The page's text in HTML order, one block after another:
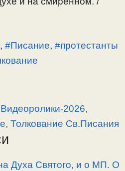
, #Писание, #протестанты
Видеоролики-2026,
, Толкование Св.Писания
Духа Святого, и о МП. О